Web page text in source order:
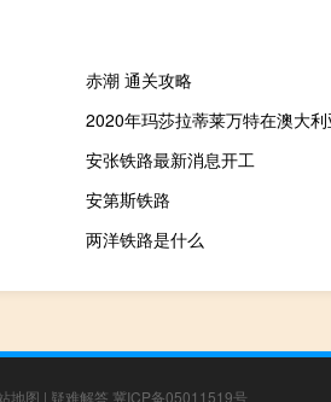
赤潮 通关攻略
2020年玛莎拉蒂莱万特在澳大
安张铁路最新消息开工
安第斯铁路
两洋铁路是什么
地图 | 疑难解答 冀ICP备05011519号